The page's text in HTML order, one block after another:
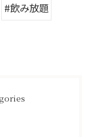
#飲み放題